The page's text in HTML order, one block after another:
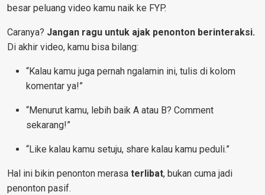
besar peluang video kamu naik ke FYP.
Caranya? Jangan ragu untuk ajak penonton berinteraksi.
Di akhir video, kamu bisa bilang:
“Kalau kamu juga pernah ngalamin ini, tulis di kolom
komentar ya!”
“Menurut kamu, lebih baik A atau B? Comment
sekarang!”
“Like kalau kamu setuju, share kalau kamu peduli.”
Hal ini bikin penonton merasa terlibat, bukan cuma jadi
penonton pasif.